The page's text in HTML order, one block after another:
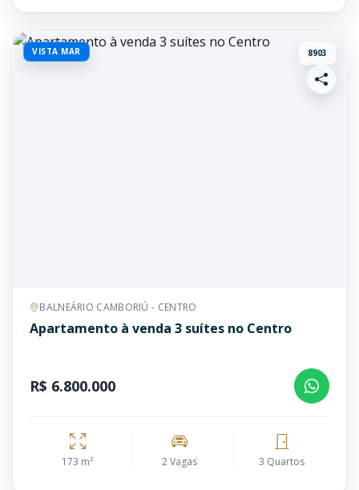
VISTA MAR 8903
BALNEÁRIO CAMBORIÚ - CENTRO
Apartamento à venda 3 suítes no Centro
R$ 6.800.000
173 m² 2 Vagas 3 Quartos